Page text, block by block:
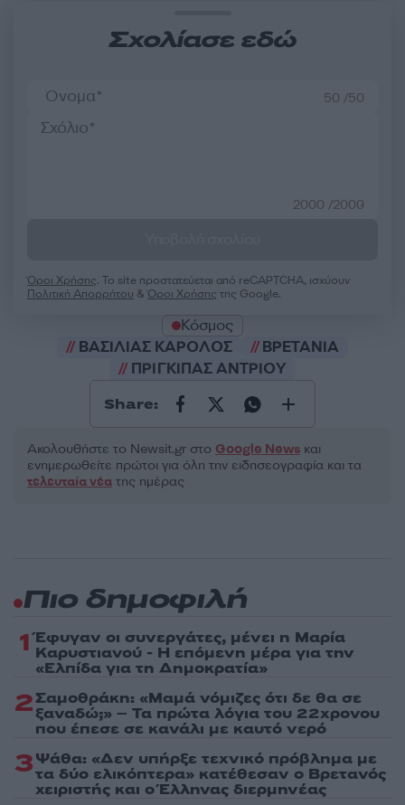
Σχολίασε εδώ
50 /50
2000 /2000
Όροι Χρήσης. Το site προστατεύεται από reCAPTCHA, ισχύουν
Πολιτική Απορρήτου &Όροι Χρήσης της Google.
Κόσμος
ΒΑΣΙΛΙΑΣ ΚΑΡΟΛΟΣ
ΒΡΕΤΑΝΙΑ
ΠΡΙΓΚΙΠΑΣ ΑΝΤΡΙΟΥ
Share:
Ακολουθήστε το Νewsit.gr στο Google News και
ενημερωθείτε πρώτοι για όλη την ειδησεογραφία και τα
τελευταία νέα της ημέρας
Πιο δημοφιλή
1 Έφυγαν οι συνεργάτες, μένει η Μαρία
Καρυστιανού - Η επόμενη μέρα για την
«Ελπίδα για τη Δημοκρατία»
2Σαμοθράκη: «Μαμά νόμιζες ότι δε θα σε
ξαναδώ;» – Τα πρώτα λόγια του 22χρονου
που έπεσε σε κανάλι με καυτό νερό
3Ψάθα: «Δεν υπήρξε τεχνικό πρόβλημα με
τα δύο ελικόπτερα» κατέθεσαν ο Βρετανός
χειριστής και ο Έλληνας διερμηνέας